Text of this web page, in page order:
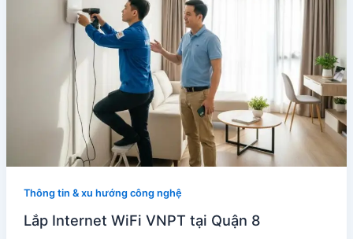
Thông tin & xu hướng công nghệ
Lắp Internet WiFi VNPT tại Quận 8